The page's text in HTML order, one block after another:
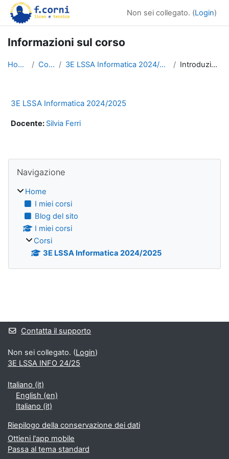
Vai al contenuto principale
Non sei collegato. (Login)
Informazioni sul corso
Home Corsi 3E LSSA Informatica 2024/2025 Introduzione
3E LSSA Informatica 2024/2025
Docente: Silvia Ferri
Blocchi
Navigazione
Home
I miei corsi
Blog del sito
I miei corsi
Corsi
3E LSSA Informatica 2024/2025
Contatta il supporto
Non sei collegato. (Login)
3E LSSA INFO 24/25
Italiano ‎(it)‎
English ‎(en)‎
Italiano ‎(it)‎
Riepilogo della conservazione dei dati
Ottieni l'app mobile
Passa al tema standard